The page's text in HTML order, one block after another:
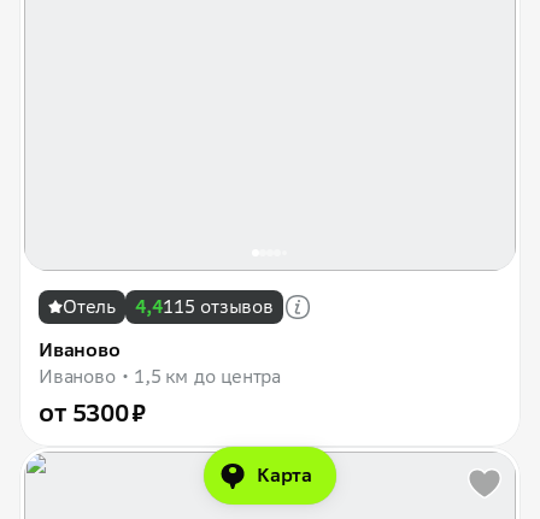
Отель 4,4115 отзывов
Иваново
Иваново
1,5 км до центра
от 5300 ₽
Карта